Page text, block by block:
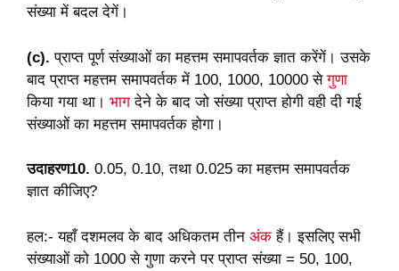
संख्या में बदल देगें।
(c).प्राप्त पूर्ण संख्याओं का महत्तम समापवर्तक ज्ञात करेंगें। उसके
बाद प्राप्त महत्तम समापवर्तक में 100, 1000, 10000 सेगुणा
किया गया था। भाग देने के बाद जो संख्या प्राप्त होगी वही दी गई
संख्याओं का महत्तम समापवर्तक होगा।
उदाहरण10. 0.05, 0.10, तथा 0.025 का महत्तम समापवर्तक
ज्ञात कीजिए?
हल:- यहाँ दशमलव के बाद अधिकतम तीन अंक हैं। इसलिए सभी
संख्याओं को 1000 से गुणा करने पर प्राप्त संख्या = 50, 100,